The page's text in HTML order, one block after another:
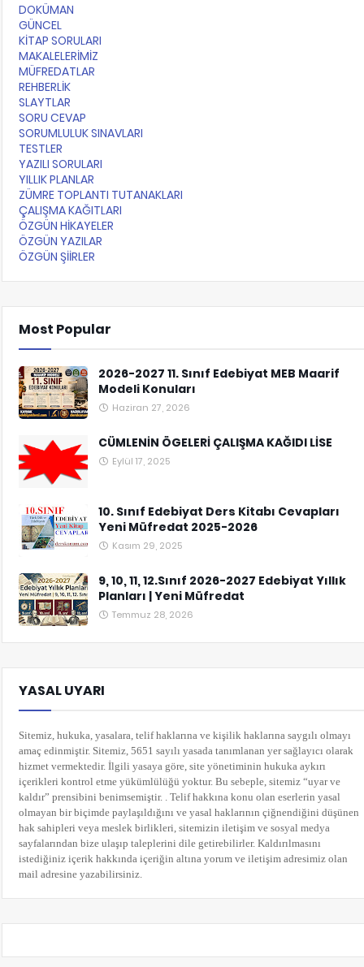
DOKÜMAN
GÜNCEL
KİTAP SORULARI
MAKALELERİMİZ
MÜFREDATLAR
REHBERLİK
SLAYTLAR
SORU CEVAP
SORUMLULUK SINAVLARI
TESTLER
YAZILI SORULARI
YILLIK PLANLAR
ZÜMRE TOPLANTI TUTANAKLARI
ÇALIŞMA KAĞITLARI
ÖZGÜN HİKAYELER
ÖZGÜN YAZILAR
ÖZGÜN ŞİİRLER
Most Popular
2026-2027 11. Sınıf Edebiyat MEB Maarif
Modeli Konuları
Haziran 27, 2026
CÜMLENİN ÖGELERİ ÇALIŞMA KAĞIDI LİSE
Eylül 17, 2025
10. Sınıf Edebiyat Ders Kitabı Cevapları
Yeni Müfredat 2025-2026
Kasım 29, 2025
9, 10, 11, 12.Sınıf 2026-2027 Edebiyat Yıllık
Planları | Yeni Müfredat
Temmuz 28, 2026
YASAL UYARI
Sitemiz, hukuka, yasalara, telif haklarına ve kişilik haklarına saygılı olmayı
amaç edinmiştir. Sitemiz, 5651 sayılı yasada tanımlanan yer sağlayıcı olarak
hizmet vermektedir. İlgili yasaya göre, site yönetiminin hukuka aykırı
içerikleri kontrol etme yükümlülüğü yoktur. Bu sebeple, sitemiz “uyar ve
kaldır” prensibini benimsemiştir. . Telif hakkına konu olan eserlerin yasal
olmayan bir biçimde paylaşıldığını ve yasal haklarının çiğnendiğini düşünen
hak sahipleri veya meslek birlikleri, sitemizin iletişim ve sosyal medya
sayfalarından bize ulaşıp taleplerini dile getirebilirler. Kaldırılmasını
istediğiniz içerik hakkında içeriğin altına yorumve iletişim adresimiz olan
mail adresine yazabilirsiniz.